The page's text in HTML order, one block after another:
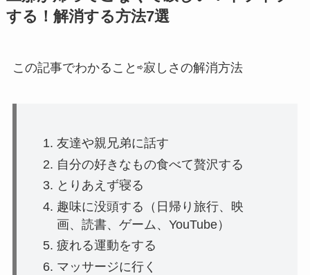
する！解消する方法7選
この記事でわかること⇨寂しさの解消方法
友達や親兄弟に話す
自分の好きなもの食べて贅沢する
とりあえず寝る
趣味に没頭する（日帰り旅行、映
画、読書、ゲーム、YouTube）
疲れる運動をする
マッサージに行く